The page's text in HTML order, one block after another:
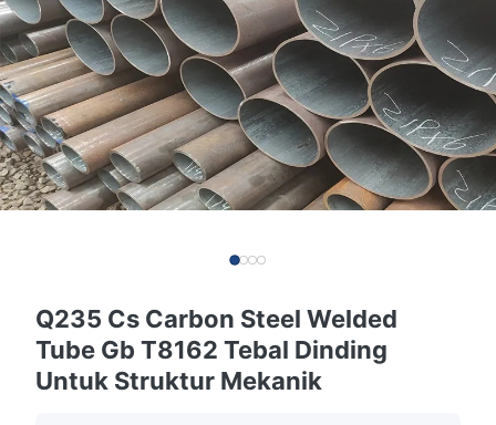
Q235 Cs Carbon Steel Welded
Tube Gb T8162 Tebal Dinding
Untuk Struktur Mekanik